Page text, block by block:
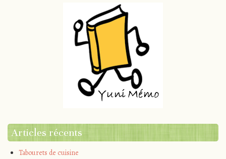
Articles récents
Tabourets de cuisine